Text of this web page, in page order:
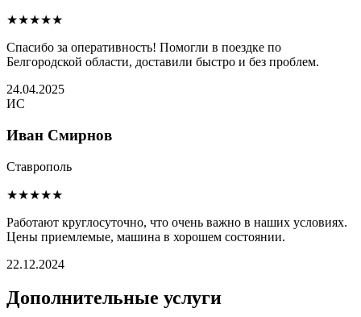
★★★★★
Спасибо за оперативность! Помогли в поездке по
Белгородской области, доставили быстро и без проблем.
24.04.2025
ИС
Иван Смирнов
Ставрополь
★★★★★
Работают круглосуточно, что очень важно в наших условиях.
Цены приемлемые, машина в хорошем состоянии.
22.12.2024
Дополнительные услуги